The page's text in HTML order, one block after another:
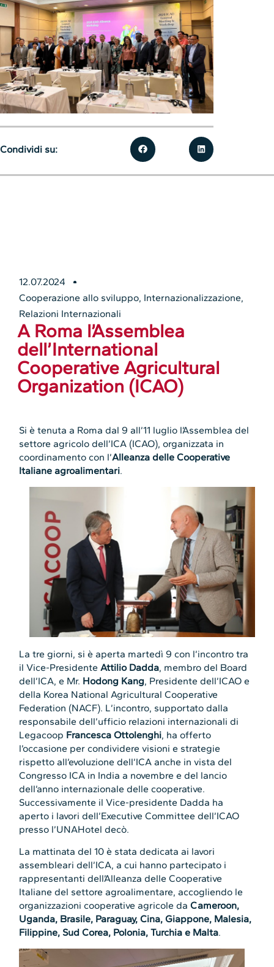
12.07.2024
Cooperazione allo sviluppo, Internazionalizzazione,
Relazioni Internazionali
A Roma l’Assemblea
dell’International
Cooperative Agricultural
Organization (ICAO)
Si è tenuta a Roma dal 9 all’11 luglio l’Assemblea del
settore agricolo dell’ICA (ICAO), organizzata in
coordinamento con l’Alleanza delle Cooperative
Italiane agroalimentari.
La tre giorni, si è aperta martedì 9 con l’incontro tra
il Vice-PresidenteAttilio Dadda, membro del Board
dell’ICA, e Mr. Hodong Kang, Presidente dell’ICAO e
della Korea National Agricultural Cooperative
Federation (NACF). L’incontro, supportato dalla
responsabile dell’ufficio relazioni internazionali di
Legacoop Francesca Ottolenghi, ha offerto
l’occasione per condividere visioni e strategie
rispetto all’evoluzione dell’ICA anche in vista del
Congresso ICA in India a novembre e del lancio
dell’anno internazionale delle cooperative.
Successivamente il Vice-presidente Dadda ha
aperto i lavori dell’Executive Committee dell’ICAO
presso l’UNAHotel decò.
La mattinata del 10 è stata dedicata ai lavori
assembleari dell’ICA, a cui hanno partecipato i
rappresentanti dell’Alleanza delle Cooperative
Italiane del settore agroalimentare, accogliendo le
organizzazioni cooperative agricole daCameroon,
Uganda, Brasile, Paraguay, Cina, Giappone, Malesia,
Filippine, Sud Corea, Polonia, Turchia e Malta.
Condividi su: